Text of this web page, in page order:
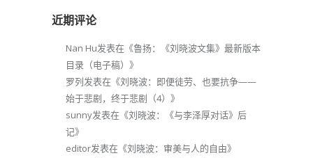
近期评论
Nan Hu发表在《鲁扬：《刘晓波文集》最新版本
目录（电子稿） 》
罗列发表在《刘晓波：即便徒劳、也要抗争——
始于悲剧，终于悲剧（4） 》
sunny发表在《刘晓波：《与李泽厚对话》后
记》
editor发表在《刘晓波：审美与人的自由》